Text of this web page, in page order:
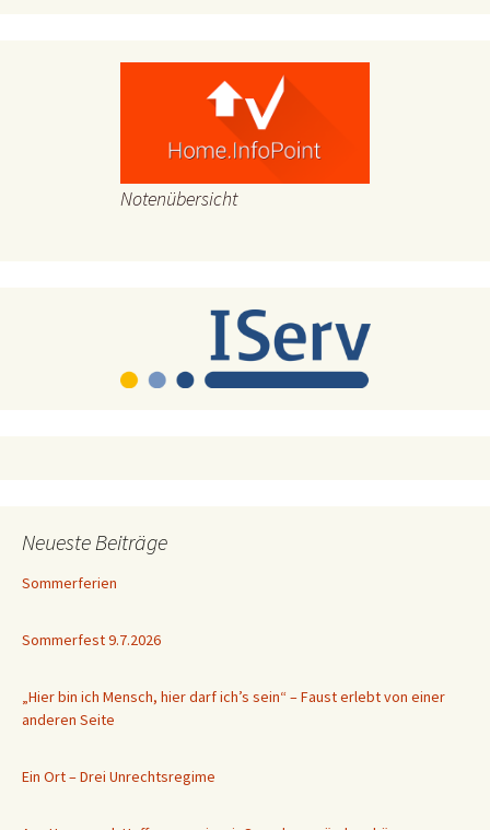
Notenübersicht
Neueste Beiträge
Sommerferien
Sommerfest 9.7.2026
„Hier bin ich Mensch, hier darf ich’s sein“ – Faust erlebt von einer
anderen Seite
Ein Ort – Drei Unrechtsregime